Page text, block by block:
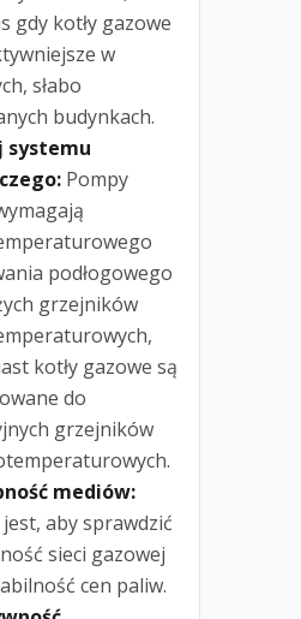
gdy kotły gazowe
w
słabo
budynkach.
systemu
Pompy
podłogowego
grzejników
kotły gazowe są
do
grzejników
mediów:
aby sprawdzić
sieci gazowej
cen paliw.